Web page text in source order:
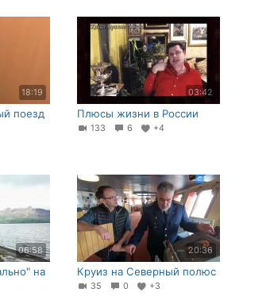
18:19
поезд
03:42
Плюсы жизни в России
133 6 +4
06:58
на
20:36
Круиз на Северный полюс
35 0 +3